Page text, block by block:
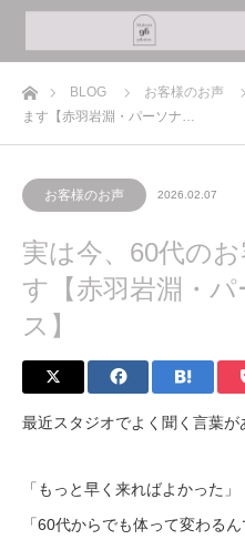
ホームBLOG お客様のお声
ます【赤羽岩淵・パーソナ…
お客様のお声 2026.02.07
実は今、60代の
す【赤羽岩淵・
ス】
最近スタジオでよく聞く言葉が
「もっと早く来ればよかった」
「60代からでも体って変わるん